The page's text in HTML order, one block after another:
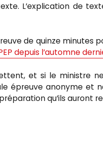
L’explication de
de quinze minutes
depuis l’automne
et si le ministre
épreuve anonyme et
qu’ils auront